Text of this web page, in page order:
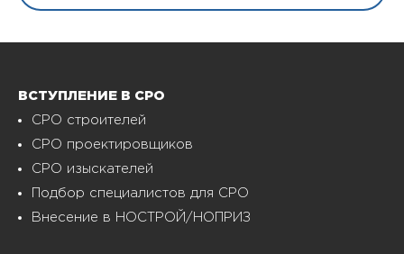
ВСТУПЛЕНИЕ В СРО
СРО строителей
СРО проектировщиков
СРО изыскателей
Подбор специалистов для СРО
Внесение в НОСТРОЙ/НОПРИЗ